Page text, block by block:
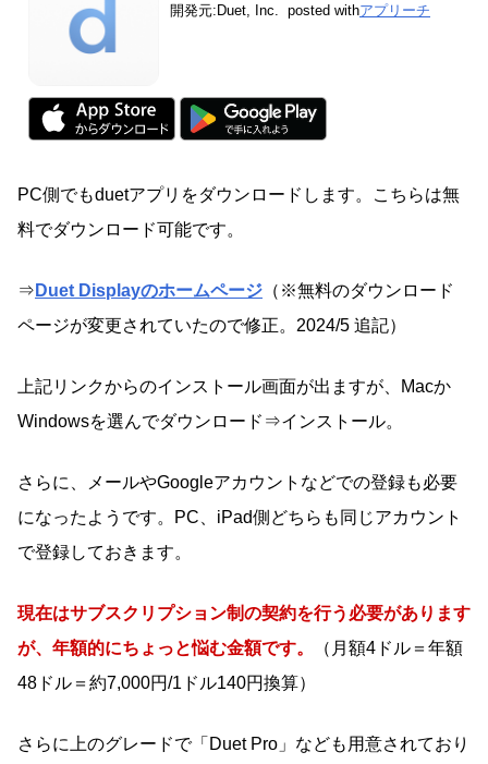
開発元:Duet, Inc. posted withアプリーチ
PC側でもduetアプリをダウンロードします。こちらは無
料でダウンロード可能です。
⇒ Duet Displayのホームページ （※無料のダウンロード
ページが変更されていたので修正。2024/5 追記）
上記リンクからのインストール画面が出ますが、Macか
Windowsを選んでダウンロード⇒インストール。
さらに、メールやGoogleアカウントなどでの登録も必要
になったようです。PC、iPad側どちらも同じアカウント
で登録しておきます。
現在はサブスクリプション制の契約を行う必要があります
が、年額的にちょっと悩む金額です。
（月額4ドル＝年額
48ドル＝約7,000円/1ドル140円換算）
さらに上のグレードで「Duet Pro」なども用意されており